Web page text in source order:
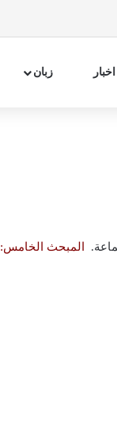
اخبار زبان
المبحث الخامس: